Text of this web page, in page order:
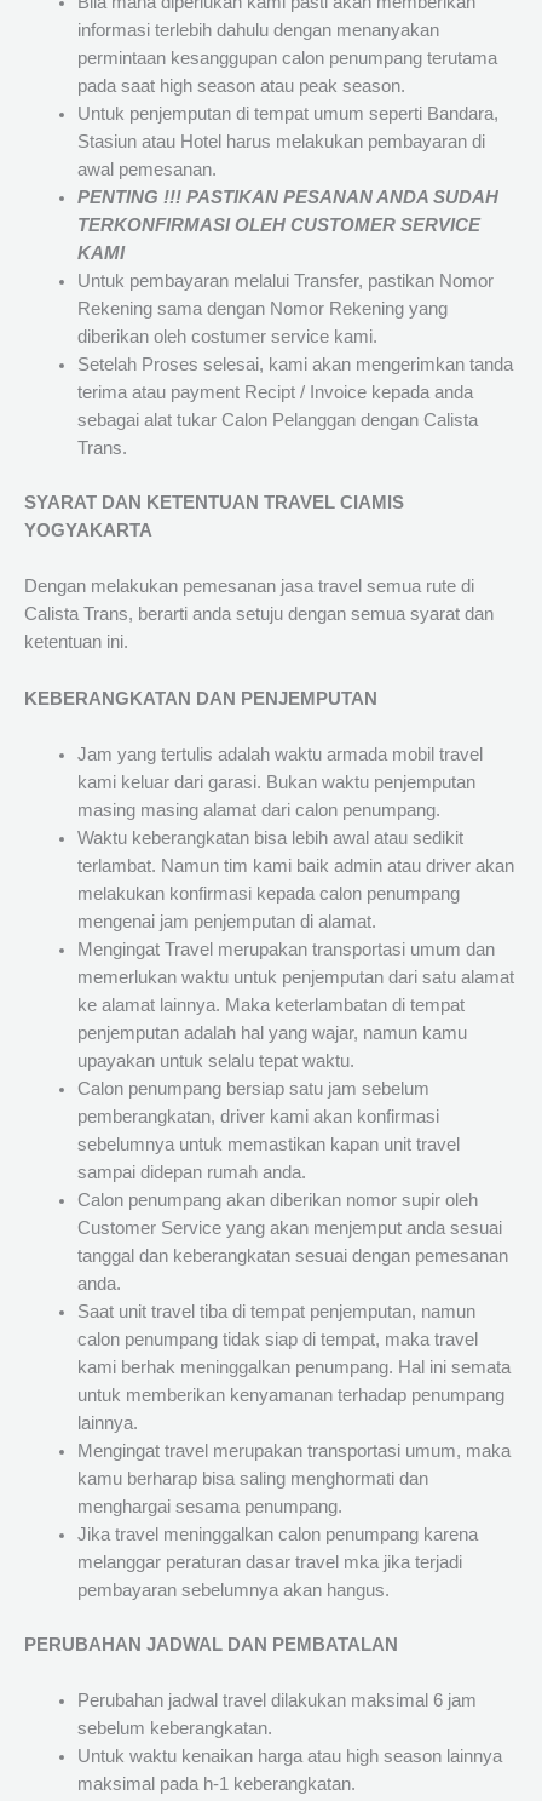
informasi terlebih dahulu dengan menanyakan
permintaan kesanggupan calon penumpang terutama
pada saat high season atau peak season.
Untuk penjemputan di tempat umum seperti Bandara,
Stasiun atau Hotel harus melakukan pembayaran di
awal pemesanan.
PENTING !!! PASTIKAN PESANAN ANDA SUDAH
TERKONFIRMASI OLEH CUSTOMER SERVICE
KAMI
Untuk pembayaran melalui Transfer, pastikan Nomor
Rekening sama dengan Nomor Rekening yang
diberikan oleh costumer service kami.
Setelah Proses selesai, kami akan mengerimkan tanda
terima atau payment Recipt / Invoice kepada anda
sebagai alat tukar Calon Pelanggan dengan Calista
Trans.
SYARAT DAN KETENTUAN TRAVEL CIAMIS
YOGYAKARTA
Dengan melakukan pemesanan jasa travel semua rute di
Calista Trans, berarti anda setuju dengan semua syarat dan
ketentuan ini.
KEBERANGKATAN DAN PENJEMPUTAN
Jam yang tertulis adalah waktu armada mobil travel
kami keluar dari garasi. Bukan waktu penjemputan
masing masing alamat dari calon penumpang.
Waktu keberangkatan bisa lebih awal atau sedikit
terlambat. Namun tim kami baik admin atau driver akan
melakukan konfirmasi kepada calon penumpang
mengenai jam penjemputan di alamat.
Mengingat Travel merupakan transportasi umum dan
memerlukan waktu untuk penjemputan dari satu alamat
ke alamat lainnya. Maka keterlambatan di tempat
penjemputan adalah hal yang wajar, namun kamu
upayakan untuk selalu tepat waktu.
Calon penumpang bersiap satu jam sebelum
pemberangkatan, driver kami akan konfirmasi
sebelumnya untuk memastikan kapan unit travel
sampai didepan rumah anda.
Calon penumpang akan diberikan nomor supir oleh
Customer Service yang akan menjemput anda sesuai
tanggal dan keberangkatan sesuai dengan pemesanan
anda.
Saat unit travel tiba di tempat penjemputan, namun
calon penumpang tidak siap di tempat, maka travel
kami berhak meninggalkan penumpang. Hal ini semata
untuk memberikan kenyamanan terhadap penumpang
lainnya.
Mengingat travel merupakan transportasi umum, maka
kamu berharap bisa saling menghormati dan
menghargai sesama penumpang.
Jika travel meninggalkan calon penumpang karena
melanggar peraturan dasar travel mka jika terjadi
pembayaran sebelumnya akan hangus.
PERUBAHAN JADWAL DAN PEMBATALAN
Perubahan jadwal travel dilakukan maksimal 6 jam
sebelum keberangkatan.
Untuk waktu kenaikan harga atau high season lainnya
maksimal pada h-1 keberangkatan.